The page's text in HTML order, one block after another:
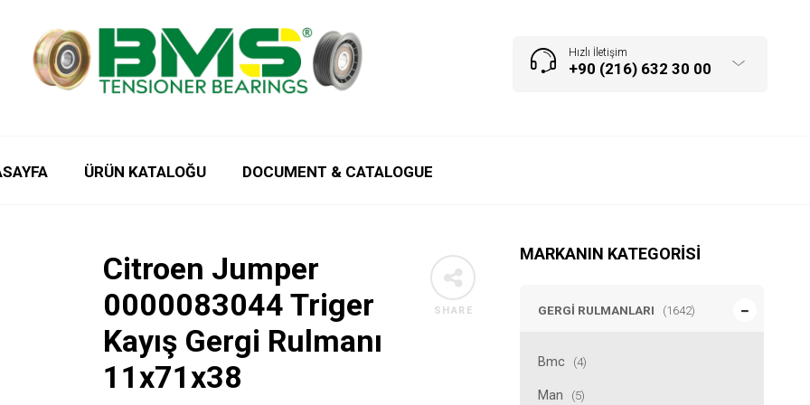
Hızlı İletişim
+90 (216) 632 30 00
ÜRÜN KATALOĞU DOCUMENT & CATALOGUE
MARKANIN KATEGORISI
GERGI RULMANLARI (1642)
Bmc (4)
Man (5)
SHARE
Citroen Jumper
0000083044 Triger
Kayış Gergi Rulmanı
11x71x38